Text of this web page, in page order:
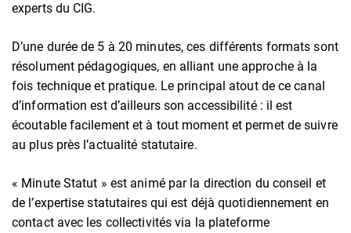
experts du CIG.
D’une durée de 5 à 20 minutes, ces différents formats sont
résolument pédagogiques, en alliant une approche à la
fois technique et pratique. Le principal atout de ce canal
d’information est d’ailleurs son accessibilité : il est
écoutable facilement et à tout moment et permet de suivre
au plus près l’actualité statutaire.
« Minute Statut » est animé par la direction du conseil et
de l’expertise statutaires qui est déjà quotidiennement en
contact avec les collectivités via la plateforme